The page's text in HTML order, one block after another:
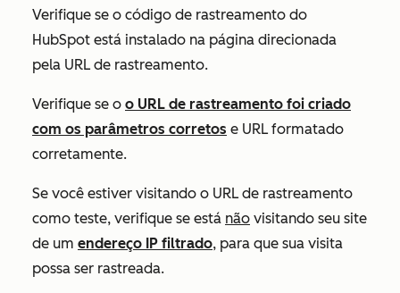
Verifique se o código de rastreamento do
HubSpot está instalado na página direcionada
pela URL de rastreamento.
Verifique se o o URL de rastreamento foi criado
com os parâmetros corretos e URL formatado
corretamente.
Se você estiver visitando o URL de rastreamento
como teste, verifique se está não visitando seu site
de um endereço IP filtrado, para que sua visita
possa ser rastreada.